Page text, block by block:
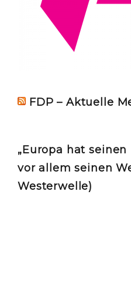
FDP – Aktuelle
„Europa hat
vor allem seinen
Westerwelle)